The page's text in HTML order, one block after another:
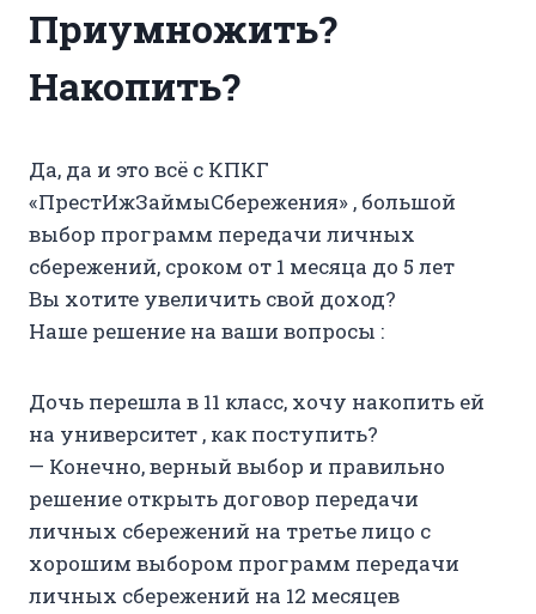
Приумножить?
Накопить?
Да, да и это всё с КПКГ
«ПрестИжЗаймыСбережения» , большой
выбор программ передачи личных
сбережений, сроком от 1 месяца до 5 лет
Вы хотите увеличить свой доход?
Наше решение на ваши вопросы :
Дочь перешла в 11 класс, хочу накопить ей
на университет , как поступить?
— Конечно, верный выбор и правильно
решение открыть договор передачи
личных сбережений на третье лицо с
хорошим выбором программ передачи
личных сбережений на 12 месяцев